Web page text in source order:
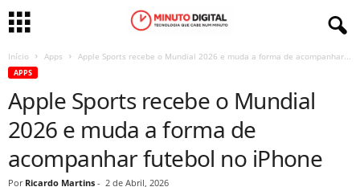
Início Apps Apple Sports recebe o Mundial 2026 e muda a forma de acompanhar...
APPS
Apple Sports recebe o Mundial
2026 e muda a forma de
acompanhar futebol no iPhone
Por Ricardo Martins - 2 de Abril, 2026